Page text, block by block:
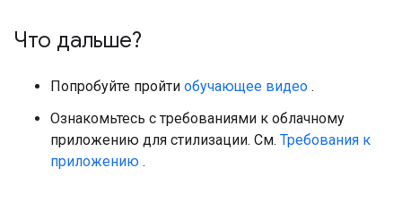
Что дальше?
Попробуйте пройти обучающее видео .
Ознакомьтесь с требованиями к облачному
приложению для стилизации. См. Требования к
приложению .